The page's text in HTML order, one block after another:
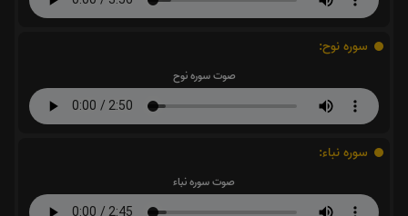
سوره نوح:
صوت سوره نوح
سوره نباء:
صوت سوره نباء